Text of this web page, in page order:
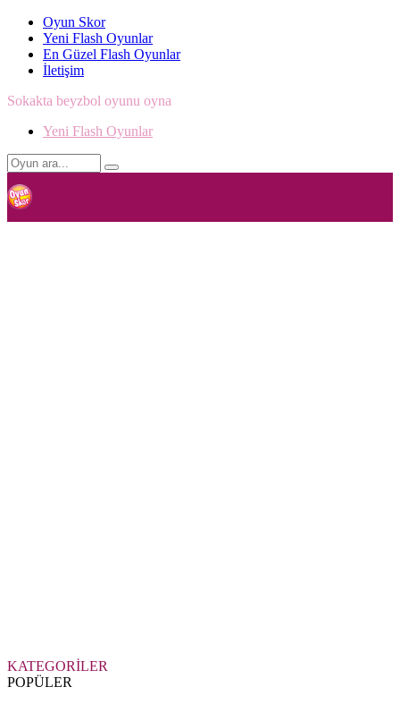
Oyun Skor
Yeni Flash Oyunlar
En Güzel Flash Oyunlar
İletişim
Sokakta beyzbol oyunu oyna
Yeni Flash Oyunlar
KATEGORİLER
POPÜLER